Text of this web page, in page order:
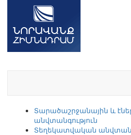
Տարածաշրջանային և
անվտանգություն
Տեղեկատվական